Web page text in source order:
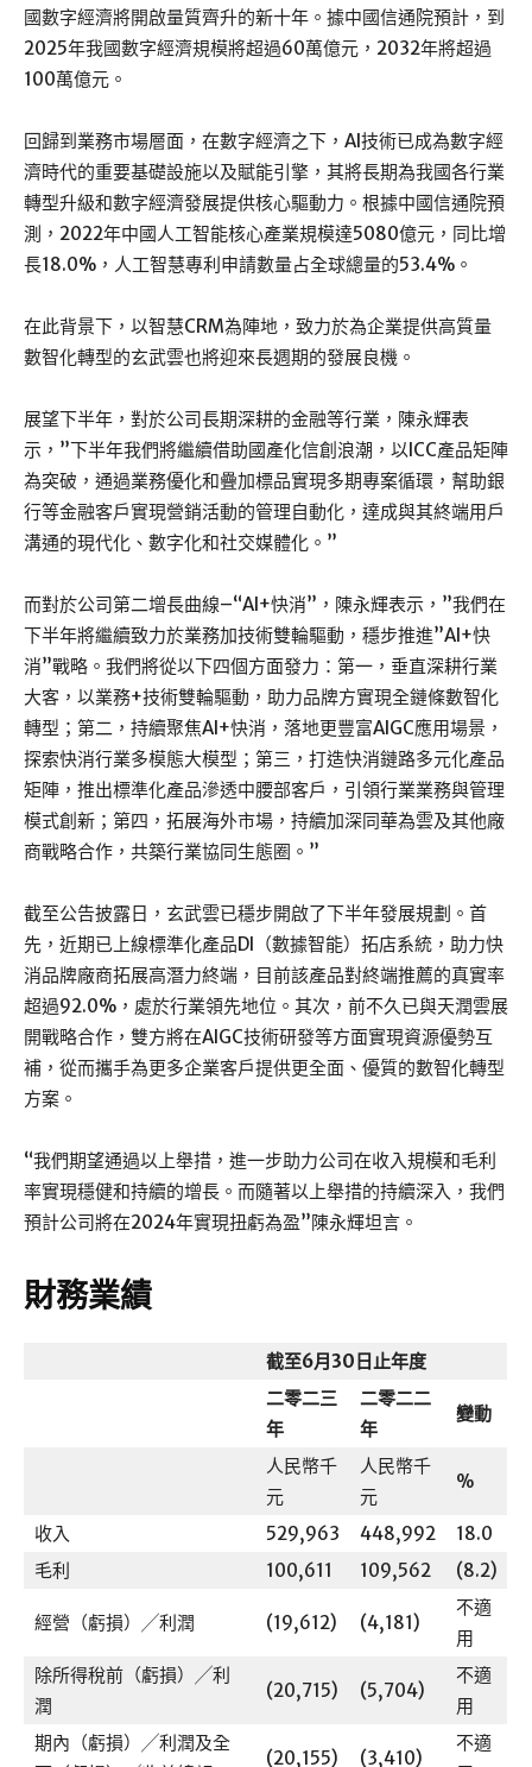
國數字經濟將開啟量質齊升的新十年。據中國信通院預計，到
2025年我國數字經濟規模將超過60萬億元，2032年將超過
100萬億元。
回歸到業務市場層面，在數字經濟之下，AI技術已成為數字經
濟時代的重要基礎設施以及賦能引擎，其將長期為我國各行業
轉型升級和數字經濟發展提供核心驅動力。根據中國信通院預
測，2022年中國人工智能核心產業規模達5080億元，同比增
長18.0%，人工智慧專利申請數量占全球總量的53.4%。
在此背景下，以智慧CRM為陣地，致力於為企業提供高質量
數智化轉型的玄武雲也將迎來長週期的發展良機。
展望下半年，對於公司長期深耕的金融等行業，陳永輝表
示，”下半年我們將繼續借助國產化信創浪潮，以ICC產品矩陣
為突破，通過業務優化和疊加標品實現多期專案循環，幫助銀
行等金融客戶實現營銷活動的管理自動化，達成與其終端用戶
溝通的現代化、數字化和社交媒體化。”
而對於公司第二增長曲線–“AI+快消”，陳永輝表示，”我們在
下半年將繼續致力於業務加技術雙輪驅動，穩步推進”AI+快
消”戰略。我們將從以下四個方面發力：第一，垂直深耕行業
大客，以業務+技術雙輪驅動，助力品牌方實現全鏈條數智化
轉型；第二，持續聚焦AI+快消，落地更豐富AIGC應用場景，
探索快消行業多模態大模型；第三，打造快消鏈路多元化產品
矩陣，推出標準化產品滲透中腰部客戶，引領行業業務與管理
模式創新；第四，拓展海外市場，持續加深同華為雲及其他廠
商戰略合作，共築行業協同生態圈。”
截至公告披露日，玄武雲已穩步開啟了下半年發展規劃。首
先，近期已上線標準化產品DI（數據智能）拓店系統，助力快
消品牌廠商拓展高潛力終端，目前該產品對終端推薦的真實率
超過92.0%，處於行業領先地位。其次，前不久已與天潤雲展
開戰略合作，雙方將在AIGC技術研發等方面實現資源優勢互
補，從而攜手為更多企業客戶提供更全面、優質的數智化轉型
方案。
“我們期望通過以上舉措，進一步助力公司在收入規模和毛利
率實現穩健和持續的增長。而隨著以上舉措的持續深入，我們
預計公司將在2024年實現扭虧為盈”陳永輝坦言。
財務業績
截至6月30日止年度
二零二三
年
二零二二
年
變動
人民幣千
元
人民幣千
元
%
收入 529,963 448,992
18.0
毛利
100,611 109,562 (8.2)
經營（虧損）╱利潤 (19,612) (4,181)
不適
用
除所得稅前（虧損）╱利
潤
(20,715) (5,704)
不適
用
期內（虧損）╱利潤及全
(20,155) (3,410)
不適